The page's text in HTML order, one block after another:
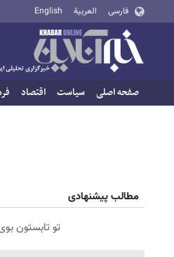
فارسی العربية English
صفحه اصلی سیاست اقتصاد
مطالب پیشنهادی
تو تابستون